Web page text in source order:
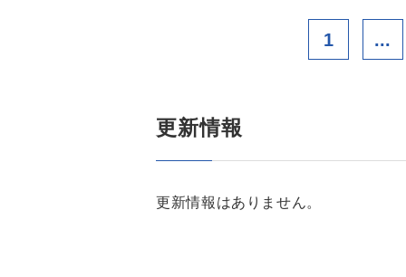
1 ...
更新情報
更新情報はありません。